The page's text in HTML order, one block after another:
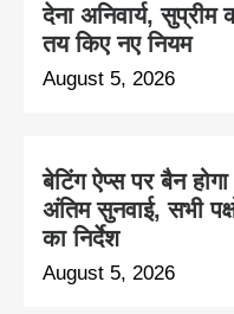
देना अनिवार्य, सुप्रीम
तय किए नए नियम
August 5, 2026
बेटिंग ऐप्स पर बैन
अंतिम सुनवाई, सभी
का निर्देश
August 5, 2026